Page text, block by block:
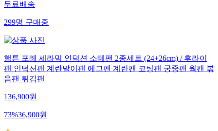
무료배송
299명구매중
햄튼 포레 세라믹 인덕션 소테팬 2종세트 (24+26cm) / 후라이
팬 인덕션팬 계란말이팬 에그팬 계란팬 코팅팬 궁중팬 웍팬 볶
음팬 튀김팬
136,900원
73%36,900원